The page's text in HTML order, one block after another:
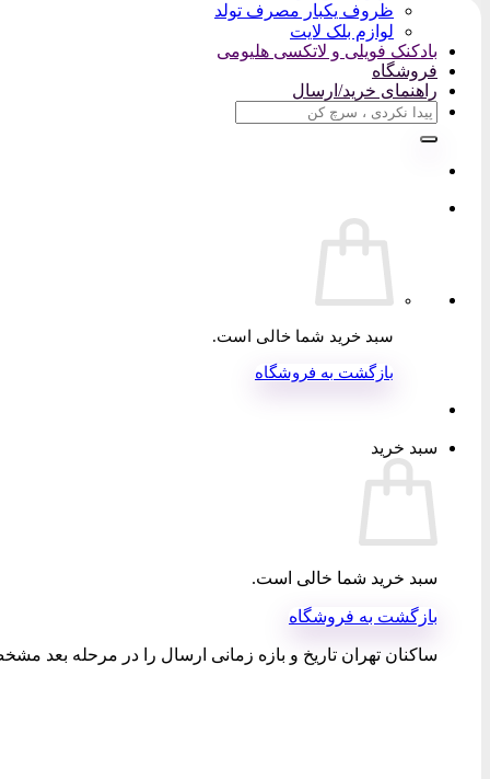
ظروف یکبار مصرف تولد
لوازم بلک لایت
بادکنک فویلی و لاتکسی هلیومی
فروشگاه
راهنمای خرید/ارسال
جستجو
سبد خرید شما خالی است.
بازگشت به فروشگاه
سبد خرید
سبد خرید شما خالی است.
بازگشت به فروشگاه
ساکنان تهران تاریخ و بازه زمانی ارسال را در مرحله بعد